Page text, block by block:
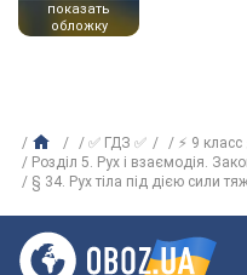
показать
обложку
✅ ГДЗ ✅ ⚡ 9 класс
Розділ 5. Рух і взаємодія.
§ 34. Рух тіла під дією сили